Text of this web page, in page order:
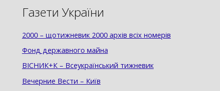
Газети України
2000 – щотижневик 2000 архів всіх номерів
Фонд державного майна
ВІСНИК+К – Всеукраїнський тижневик
Вечерние Вести – Київ